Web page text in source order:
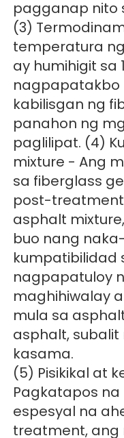
(3)
temperatura
ay humihigit sa
nagpapatakbo
kabilisgan ng
panahon ng
paglilipat. (4)
mixture - Ang
sa fiberglass
post-
asphalt
buo nang
kumpatibilidad
nagpapatuloy
maghihiwalay
mula sa
asphalt,
kasama.
(5) Pisikikal at
Pagkatapos
espesyal na
treatment, ang